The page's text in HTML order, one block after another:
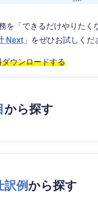
を「できるだけやりた
Next 」をぜひお試しくだ
ウンロードする
から探す
訳例から探す